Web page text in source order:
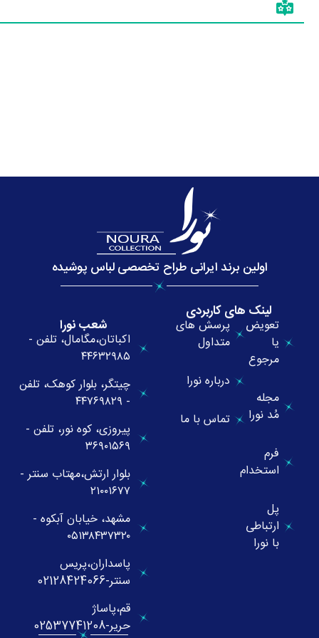
اولین برند ایرانی طراح تخصصی لباس پوشیده
لینک های کاربردی
تعویض
یا
مرجوع
مجله
مُد نورا
فرم
استخدام
پل
ارتباطی
با نورا
پرسش های
متداول
درباره نورا
تماس با ما
شعب نورا
اکباتان،مگامال، تلفن -
۴۴۶۳۲۹۸۵
چیتگر، بلوار کوهک، تلفن
- ۴۴۷۶۹۸۲۹
پیروزی، کوه نور، تلفن -
۳۶۹۰۱۵۶۹
بلوار ارتش،مهتاب سنتر -
۲۱۰۰۱۶۷۷
مشهد، خیابان آبکوه -
۰۵۱۳۸۴۳۷۳۲۰
پاسداران،پریس
سنتر-02128424066
قم،پاساژ
حریر-02537741208